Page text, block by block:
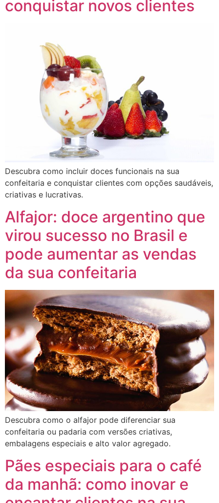
conquistar novos clientes
Descubra como incluir doces funcionais na sua
confeitaria e conquistar clientes com opções saudáveis,
criativas e lucrativas.
Alfajor: doce argentino que
virou sucesso no Brasil e
pode aumentar as vendas
da sua confeitaria
Descubra como o alfajor pode diferenciar sua
confeitaria ou padaria com versões criativas,
embalagens especiais e alto valor agregado.
Pães especiais para o café
da manhã: como inovar e